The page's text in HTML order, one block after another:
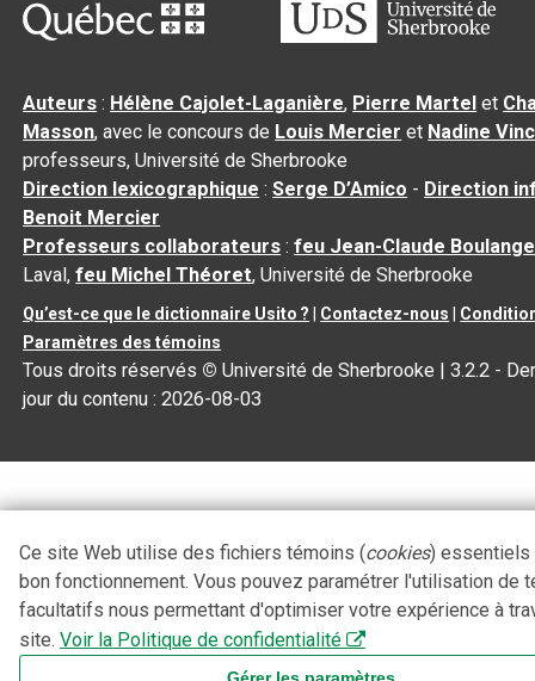
Auteurs : Hélène Cajolet-Laganière, Pierre Martel et
Masson, avec le concours de Louis Mercier et Nadine
professeurs, Université de Sherbrooke
Direction lexicographique :Serge D’Amico - Direction
Benoit Mercier
Professeurs collaborateurs :feu Jean-Claude
Laval,feu Michel Théoret, Université de Sherbrooke
Qu’est-ce que le dictionnaire Usito ? Contactez-nous
Paramètres des témoins
Tous droits réservés © Université de Sherbrooke |3.2.2 -
jour du contenu :2026-08-03
Ce site Web utilise des fichiers témoins (cookies) essentiels
bon fonctionnement. Vous pouvez paramétrer l'utilisation de
facultatifs nous permettant d'optimiser votre expérience à
site. Voir la Politique de confidentialité